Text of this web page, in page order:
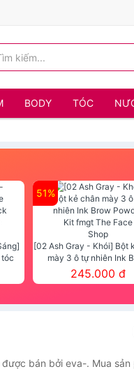
BODY TÓC
51%
[02 Ash Gray - Khói] Bột
mày 3 ô tự nhiên Ink
Powder Kit fmgt The
245.000 đ
bán bởi eva-. Mua